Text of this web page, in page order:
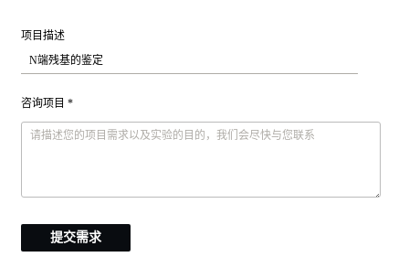
项目描述
咨询项目 *
提交需求